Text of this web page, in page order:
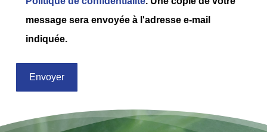
message sera envoyée à l'adresse e-mail
indiquée.